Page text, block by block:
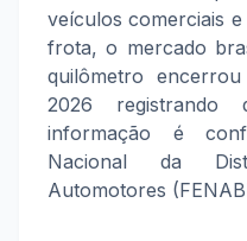
veículos comerciais
frota, o mercado
quilômetro
2026 registrando
informação é
Nacional da
Automotores